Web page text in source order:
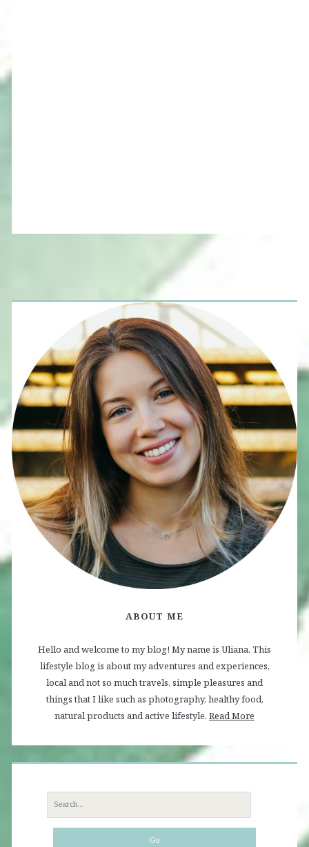
ABOUT ME
Hello and welcome to my blog! My name is Uliana. This
lifestyle blog is about my adventures and experiences,
local and not so much travels, simple pleasures and
things that I like such as photography, healthy food,
natural products and active lifestyle. Read More
Search
for: